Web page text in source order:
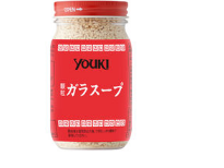
（税込）
本気プライス
アスクル セロハ
ンテープ
￥216~